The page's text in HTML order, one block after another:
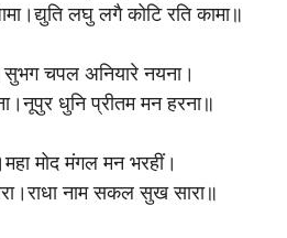
लघु लगै कोटि रति कामा॥
चपल अनियारे नयना।
धुनि प्रीतम मन हरना॥
मोद मंगल मन भरहीं।
नाम सकल सुख सारा॥